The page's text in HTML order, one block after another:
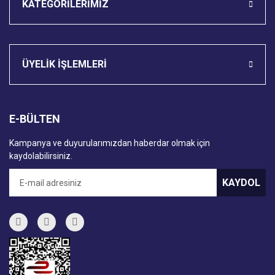
KATEGORİLERİMİZ
ÜYELİK İŞLEMLERİ
E-BÜLTEN
Kampanya ve duyurularımızdan haberdar olmak için
kaydolabilirsiniz.
KAYDOL